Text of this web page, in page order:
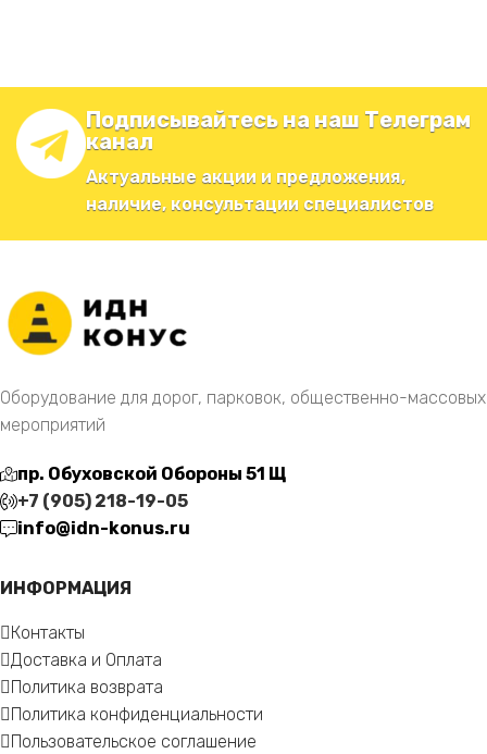
Подписывайтесь на наш Телеграм
канал
Актуальные акции и предложения,
наличие, консультации специалистов
Оборудование для дорог, парковок, общественно-массовых
мероприятий
пр. Обуховской Обороны 51 Щ
+7 (905) 218-19-05
info@idn-konus.ru
ИНФОРМАЦИЯ
Контакты
Доставка и Оплата
Политика возврата
Политика конфиденциальности
Пользовательское соглашение